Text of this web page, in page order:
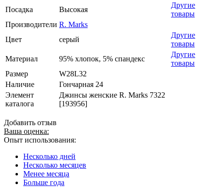
Посадка
Высокая
Другие
товары
Производители R. Marks
Цвет
серый
Другие
товары
Материал
95% хлопок, 5% спандекс
Другие
товары
Размер
W28L32
Наличие
Гончарная 24
Элемент
каталога
Джинсы женские R. Marks 7322
[193956]
Добавить отзыв
Ваша оценка:
Опыт использования:
Несколько дней
Несколько месяцев
Менее месяца
Больше года